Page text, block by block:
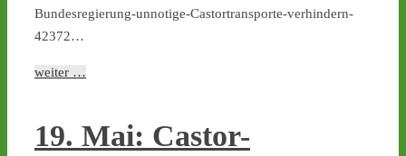
Bundesregierung-unnotige-Castortransporte-verhindern-
42372…
weiter …
19. Mai: Castor-